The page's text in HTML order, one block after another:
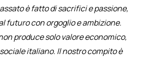
è fatto di sacrifici e passione,
futuro con orgoglio e ambizione.
produce solo valore economico,
italiano. Il nostro compito è